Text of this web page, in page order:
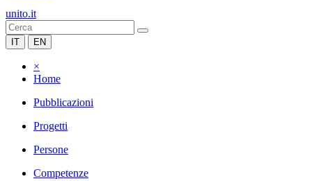
unito.it
IT EN
×
Home
Pubblicazioni
Progetti
Persone
Competenze